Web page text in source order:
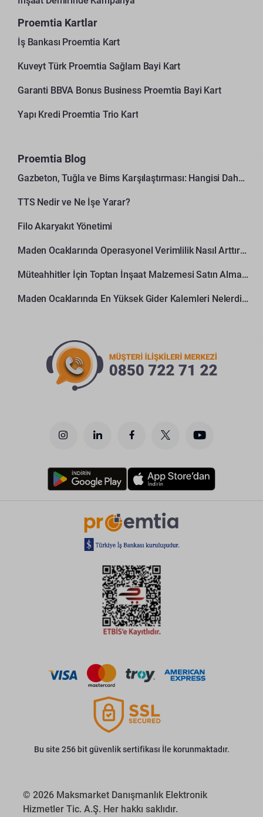
Proemtia Kartlar
İş Bankası Proemtia Kart
Kuveyt Türk Proemtia Sağlam Bayi Kart
Garanti BBVA Bonus Business Proemtia Bayi Kart
Yapı Kredi Proemtia Trio Kart
Proemtia Blog
Gazbeton, Tuğla ve Bims Karşılaştırması: Hangisi Daha Avantajlı?
TTS Nedir ve Ne İşe Yarar?
Filo Akaryakıt Yönetimi
Maden Ocaklarında Operasyonel Verimlilik Nasıl Arttırılır?
Müteahhitler İçin Toptan İnşaat Malzemesi Satın Alma Rehberi
Maden Ocaklarında En Yüksek Gider Kalemleri Nelerdir?
Bu site 256 bit güvenlik sertifikası İle korunmaktadır.
© 2026 Maksmarket Danışmanlık Elektronik
Hizmetler Tic. A.Ş. Her hakkı saklıdır.